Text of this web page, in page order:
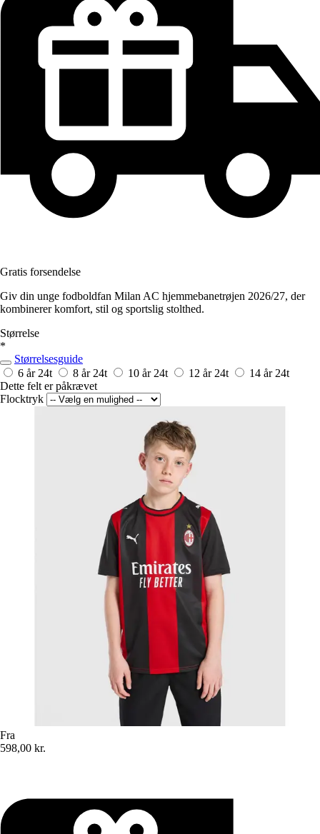
Gratis forsendelse
Giv din unge fodboldfan Milan AC hjemmebanetrøjen 2026/27, der
kombinerer komfort, stil og sportslig stolthed.
Størrelse
*
Størrelsesguide
6 år 24t 8 år 24t 10 år 24t 12 år 24t 14 år 24t
Dette felt er påkrævet
Flocktryk
Fra
598,00 kr.